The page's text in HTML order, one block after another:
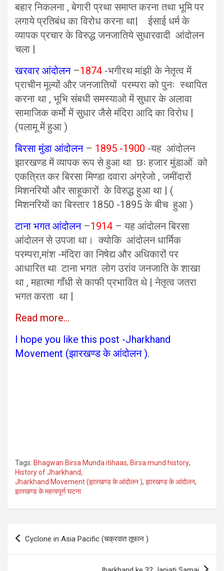
बहार निकलना , बेगारी प्रथा समाप्त करना तथा भूमि पर
लगाये प्रतिबंध का विरोध करना था| ईसाई धर्म के
व्यापक प्रचार के विरुद्ध जनजातिये सुधारवादी आंदोलन
चला |
खरवार आंदोलन–1874 -भगीरथ मांझी के नेतृत्व में
प्राचीन मूल्यों और जनजातियों परम्परा को पुनः स्थापित
करना था , भूभि संबधी समस्याओ में सुधार के अलावा
सामाजिक कर्मो में सुधार जैसे मंदिरा आदि का विरोध |
(पलामू में हुआ )
बिरसा मुंडा आंदोलन– 1895 -1900 -यह आंदोलन
झारखण्ड में व्यापक रूप से हुआ था छः हजार मुंडाओं को
एकत्रित कर बिरसा मिण्डा दवारा अंग्रेजो , जमींदारों
मिशनरियों और साहूकारों के विरुद्ध हुआ था | (
मिशनरियों का बिस्तार 1850 -1895 के बीच हुआ )
टाना भगत आंदोलन–1914 – यह आंदोलन बिरसा
आंदोलन से उपजा था। क्योकि आंदोलन धार्मिक
परम्परा,मांश -मंदिरा का निषेद्य और अधिकारों पर
आधारित था टाना भगत लोग उरांव जनजाति के शाखा
था , महात्मा गाँधी से काफी प्रभावित थे | नेतृत्व जतरा
भगत करता था |
Read more…
I hope you like this post -Jharkhand
Movement (झारखण्ड के आंदोलन ).
Tags: Bhagwan Birsa Munda itihaas, Birsa mund history,
History of Jharkhand,
Jharkhand Movement (झारखण्ड के आंदोलन ), झारखण्ड के आंदोलन,
झारखण्ड के महत्वपूर्ण घटना
Post
navigation
Cyclone in Asia Pacific (चक्रवात तूफान )